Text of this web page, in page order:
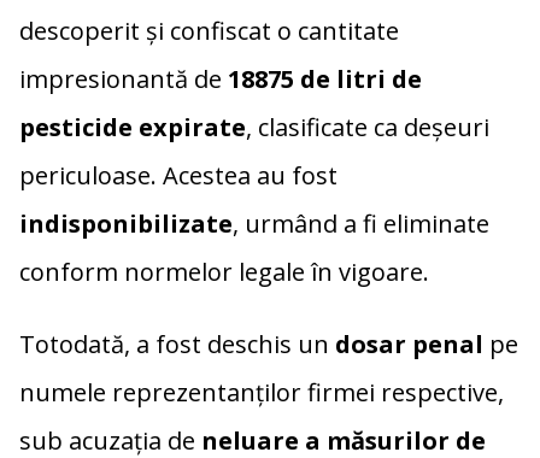
descoperit și confiscat o cantitate
impresionantă de 18875 de litri de
pesticide expirate, clasificate ca deșeuri
periculoase. Acestea au fost
indisponibilizate, urmând a fi eliminate
conform normelor legale în vigoare.
Totodată, a fost deschis un dosar penal pe
numele reprezentanților firmei respective,
sub acuzația de neluare a măsurilor de